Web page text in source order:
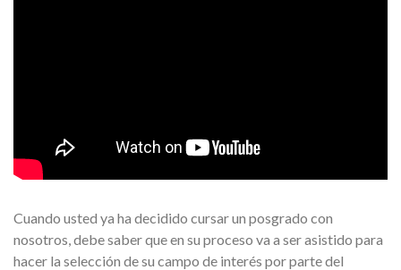
Cuando usted ya ha decidido cursar un posgrado con
nosotros, debe saber que en su proceso va a ser asistido para
hacer la selección de su campo de interés por parte del